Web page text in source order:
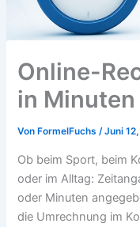
Online-
in
Von FormelFuchs/Juni
Ob beim Sport, beim
oder im Alltag:
oder Minuten
die Umrechnung im